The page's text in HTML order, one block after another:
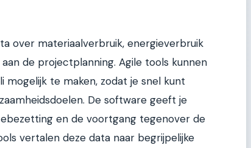
over materiaalverbruik, energieverbruik
de projectplanning. Agile tools kunnen
te maken, zodat je snel kunt
De software geeft je
en de voortgang tegenover de
vertalen deze data naar begrijpelijke